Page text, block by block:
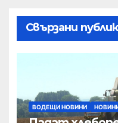
Свързани
ВОДЕЩИ НОВИНИ